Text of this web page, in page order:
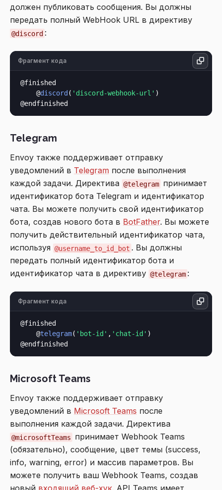
должен публиковать сообщения. Вы должны
передать полный WebHook URL в директиву
@discord :
Фрагмент кода
@finished
    @
discord ( 'discord-webhook-url' )
Telegram
Envoy также поддерживает отправку
уведомлений в Telegram после выполнения
каждой задачи. Директива @telegram принимает
идентификатор бота Telegram и идентификатор
чата. Вы можете получить свой идентификатор
бота, создав нового бота в BotFather. Вы можете
получить действительный идентификатор чата,
используя @username_to_id_bot . Вы должны
передать полный идентификатор бота и
идентификатор чата в директиву @telegram :
Фрагмент кода
@finished
    @
telegram( 'bot-id' , 'chat-id' )
Microsoft Teams
Envoy также поддерживает отправку
уведомлений в Microsoft Teams после
выполнения каждой задачи. Директива
@microsoftTeams
принимает Webhook Teams
(обязательно), сообщение, цвет темы (success,
info, warning, error) и массив параметров. Вы
можете получить ваш Webhook Teams, создав